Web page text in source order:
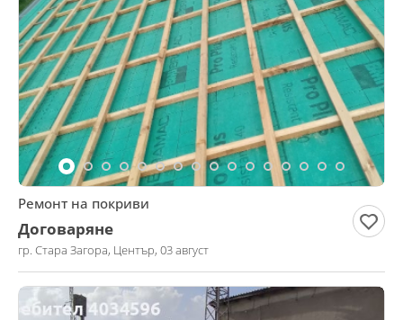
Ремонт на покриви
Договаряне
гр. Стара Загора, Център, 03 август